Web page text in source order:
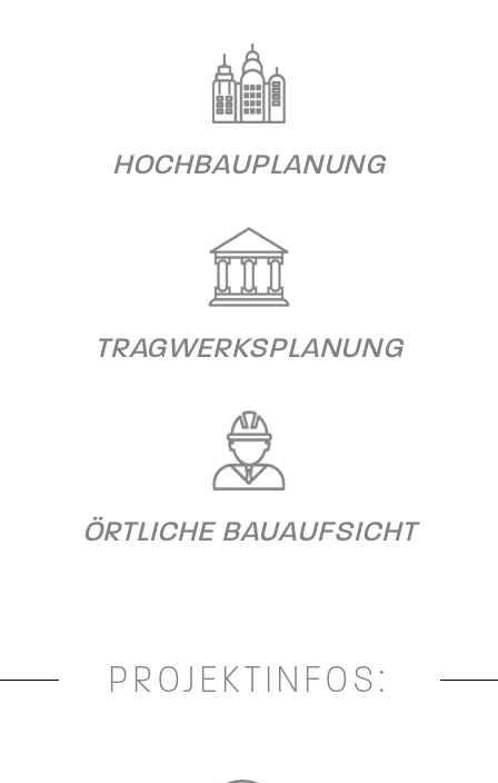
HOCHBAUPLANUNG
TRAGWERKSPLANUNG
ÖRTLICHE BAUAUFSICHT
PROJEKTINFOS: